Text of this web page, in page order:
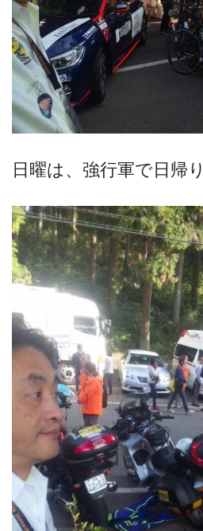
日曜は、強行軍で日帰